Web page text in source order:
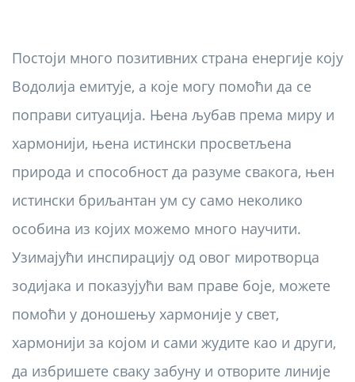
Постоји много позитивних страна енергије коју
Водолија емитује, а које могу помоћи да се
поправи ситуација. Њена љубав према миру и
хармонији, њена истински просветљена
природа и способност да разуме свакога, њен
истински бриљантан ум су само неколико
особина из којих можемо много научити.
Узимајући инспирацију од овог миротворца
зодијака и показујући вам праве боје, можете
помоћи у доношењу хармоније у свет,
хармонији за којом и сами жудите као и други,
да избришете сваку забуну и отворите линије